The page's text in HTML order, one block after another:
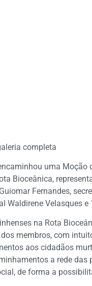
completa
uma
Bioceânica,
Fernandes,
Waldirene Velasques
na Rota
membros, com
aos cidadãos
a rede
de forma a